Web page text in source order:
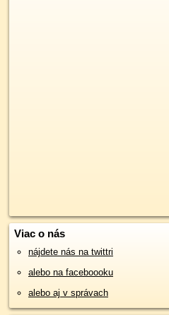
Viac o nás
nájdete nás na twittri
alebo na faceboooku
alebo aj v správach